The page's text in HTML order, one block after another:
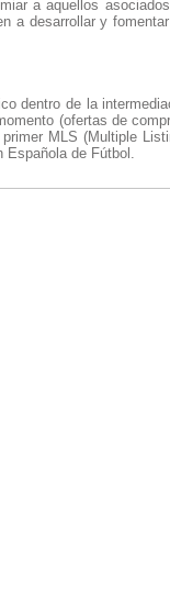
a aquellos
a desarrollar y
dentro de la
(ofertas de
MLS (Multiple
Española de Fútbol.